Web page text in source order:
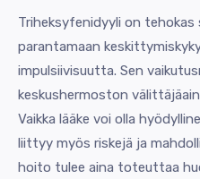
Triheksyfenidyyli on
parantamaan
impulsiivisuutta. Sen
keskushermoston
Vaikka lääke voi olla
liittyy myös riskejä ja
hoito tulee aina toteuttaa